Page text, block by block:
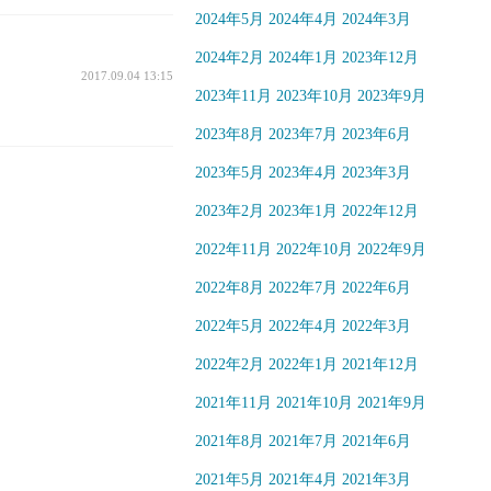
2017.09.04 13:15
2024年5月 2024年4月 2024年3月
2024年2月 2024年1月 2023年12月
2023年11月 2023年10月 2023年9月
2023年8月 2023年7月 2023年6月
2023年5月 2023年4月 2023年3月
2023年2月 2023年1月 2022年12月
2022年11月 2022年10月 2022年9月
2022年8月 2022年7月 2022年6月
2022年5月 2022年4月 2022年3月
2022年2月 2022年1月 2021年12月
2021年11月 2021年10月 2021年9月
2021年8月 2021年7月 2021年6月
2021年5月 2021年4月 2021年3月